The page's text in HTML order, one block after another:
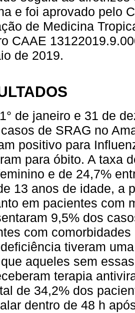
e foi aprovado pelo
de Medicina
CAAE
de 2019.
de janeiro e 31 de
de SRAG no
positivo para
para óbito. A taxa
e de 24,7%
13 anos de idade, a
em pacientes com
9,5% dos
com
tiveram
aqueles sem
terapia
de 34,2% dos
dentro de 48 h